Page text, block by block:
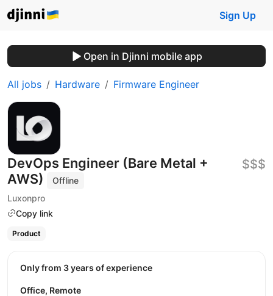
Sign Up
Open in Djinni mobile app
All jobs Hardware Firmware Engineer
DevOps Engineer (Bare Metal +
AWS)
Offline
Luxonpro
Copy link
$$$
Product
Only from 3 years of experience
Office, Remote